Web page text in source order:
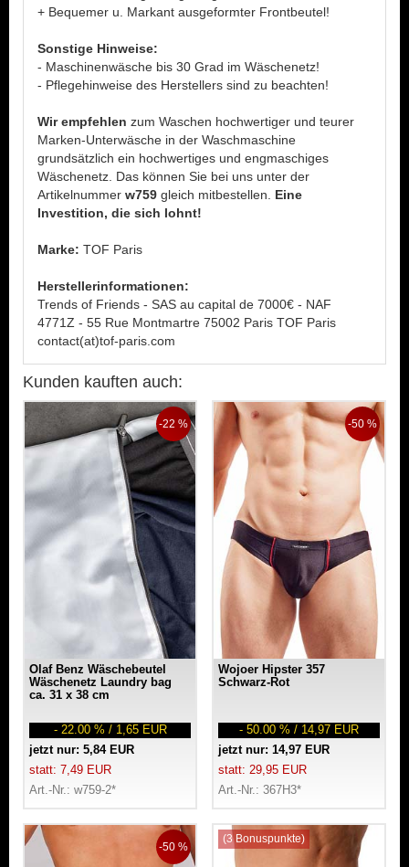
+ Bequemer u. Markant ausgeformter Frontbeutel!
Sonstige Hinweise:
- Maschinenwäsche bis 30 Grad im Wäschenetz!
- Pflegehinweise des Herstellers sind zu beachten!
Wir empfehlen zum Waschen hochwertiger und teurer
Marken-Unterwäsche in der Waschmaschine
grundsätzlich ein hochwertiges und engmaschiges
Wäschenetz. Das können Sie bei uns unter der
Artikelnummer w759 gleich mitbestellen. Eine
Investition, die sich lohnt!
Marke: TOF Paris
Herstellerinformationen:
Trends of Friends - SAS au capital de 7000€ - NAF
4771Z - 55 Rue Montmartre 75002 Paris TOF Paris
contact(at)tof-paris.com
Kunden kauften auch:
-22 %
Olaf Benz Wäschebeutel
Wäschenetz Laundry bag
ca. 31 x 38 cm
- 22.00 % / 1,65 EUR
jetzt nur: 5,84 EUR
statt: 7,49 EUR
Art.-Nr.: w759-2*
-50 %
Wojoer Hipster 357
Schwarz-Rot
- 50.00 % / 14,97 EUR
jetzt nur: 14,97 EUR
statt: 29,95 EUR
Art.-Nr.: 367H3*
-50 %
(3 Bonuspunkte)